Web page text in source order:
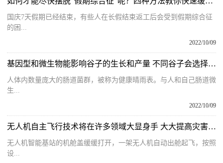
国庆7天假期已经结束，有些人在长假结束返工后会受到假期综合征
的困...
2022/10/09
基因型和微生物能影响谷子的生长和产量 不同谷子会选择不同微生物作伴
人体内数量庞大的肠道菌群，被称为健康晴雨表。与人和自己肠道微
生...
2022/10/09
无人机自主飞行技术将在许多领域大显身手 大大提高灾害现场侦查效率
无人机智能基站的机舱盖缓缓打开，一架无人机自动出舱起飞，按照
设...